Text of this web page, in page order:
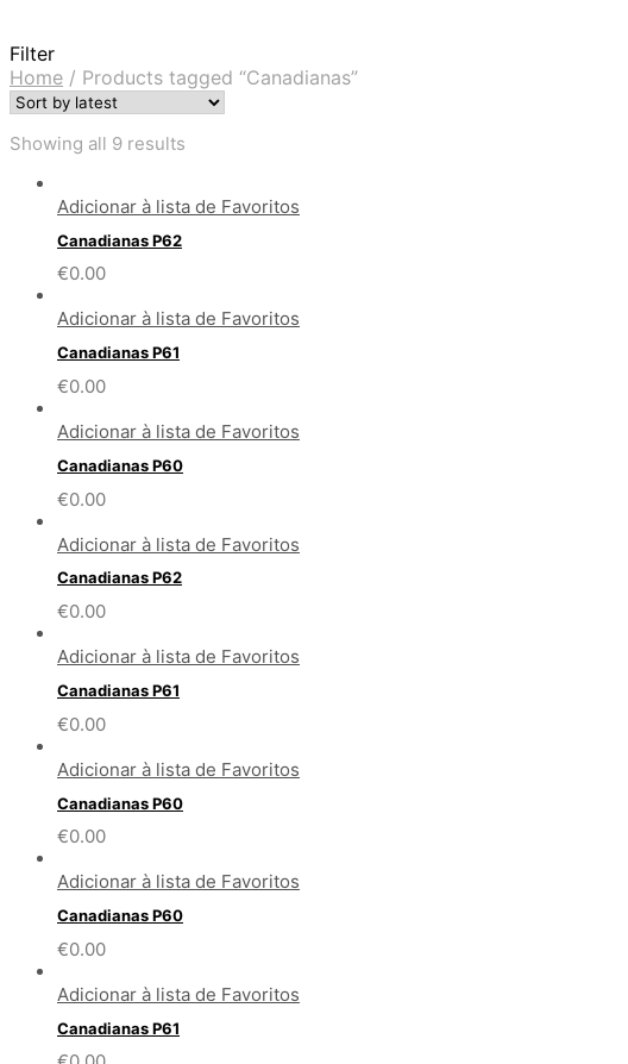
Filter
Home / Products tagged “Canadianas”
Showing all 9 results
Adicionar à lista de Favoritos
Canadianas P62
€0.00
Adicionar à lista de Favoritos
Canadianas P61
€0.00
Adicionar à lista de Favoritos
Canadianas P60
€0.00
Adicionar à lista de Favoritos
Canadianas P62
€0.00
Adicionar à lista de Favoritos
Canadianas P61
€0.00
Adicionar à lista de Favoritos
Canadianas P60
€0.00
Adicionar à lista de Favoritos
Canadianas P60
€0.00
Adicionar à lista de Favoritos
Canadianas P61